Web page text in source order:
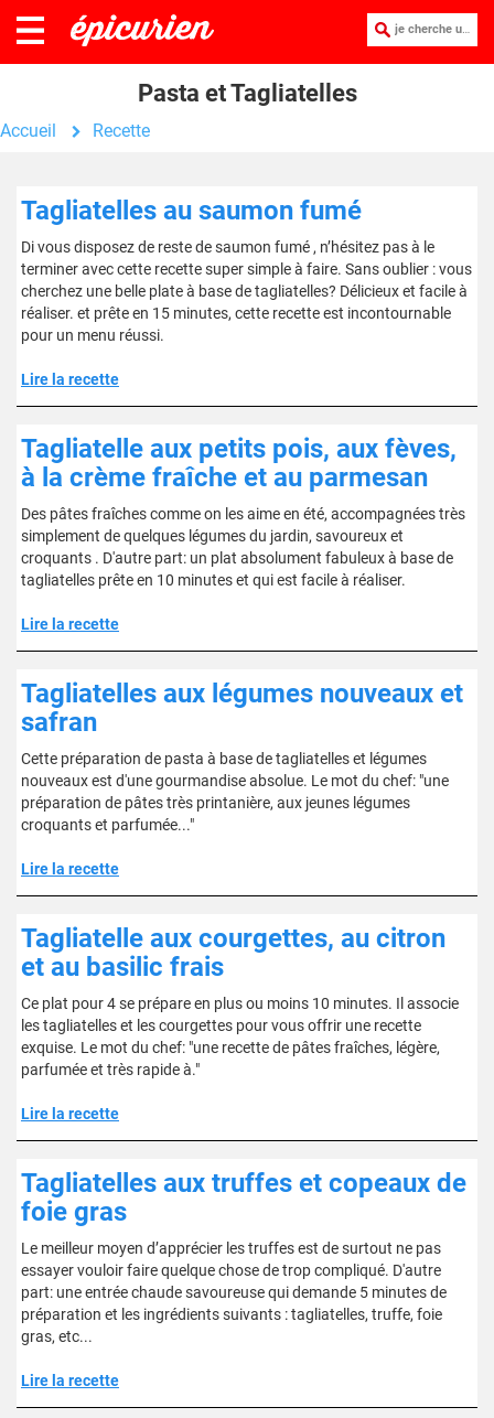
je cherche une recette :
Pasta et Tagliatelles
Accueil Recette
Tagliatelles au saumon fumé
Di vous disposez de reste de saumon fumé , n’hésitez pas à le
terminer avec cette recette super simple à faire. Sans oublier : vous
cherchez une belle plate à base de tagliatelles? Délicieux et facile à
réaliser. et prête en 15 minutes, cette recette est incontournable
pour un menu réussi.
Lire la recette
Tagliatelle aux petits pois, aux fèves,
à la crème fraîche et au parmesan
Des pâtes fraîches comme on les aime en été, accompagnées très
simplement de quelques légumes du jardin, savoureux et
croquants . D'autre part: un plat absolument fabuleux à base de
tagliatelles prête en 10 minutes et qui est facile à réaliser.
Lire la recette
Tagliatelles aux légumes nouveaux et
safran
Cette préparation de pasta à base de tagliatelles et légumes
nouveaux est d'une gourmandise absolue. Le mot du chef: "une
préparation de pâtes très printanière, aux jeunes légumes
croquants et parfumée..."
Lire la recette
Tagliatelle aux courgettes, au citron
et au basilic frais
Ce plat pour 4 se prépare en plus ou moins 10 minutes. Il associe
les tagliatelles et les courgettes pour vous offrir une recette
exquise. Le mot du chef: "une recette de pâtes fraîches, légère,
parfumée et très rapide à."
Lire la recette
Tagliatelles aux truffes et copeaux de
foie gras
Le meilleur moyen d’apprécier les truffes est de surtout ne pas
essayer vouloir faire quelque chose de trop compliqué. D'autre
part: une entrée chaude savoureuse qui demande 5 minutes de
préparation et les ingrédients suivants : tagliatelles, truffe, foie
gras, etc...
Lire la recette